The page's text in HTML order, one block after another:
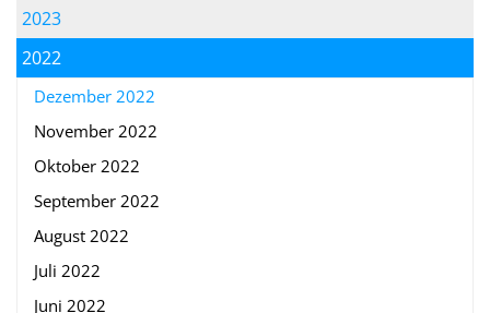
2023
2022
Dezember 2022
November 2022
Oktober 2022
September 2022
August 2022
Juli 2022
Juni 2022